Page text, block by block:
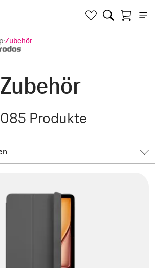
·Zubehör
Zubehör
Produkte